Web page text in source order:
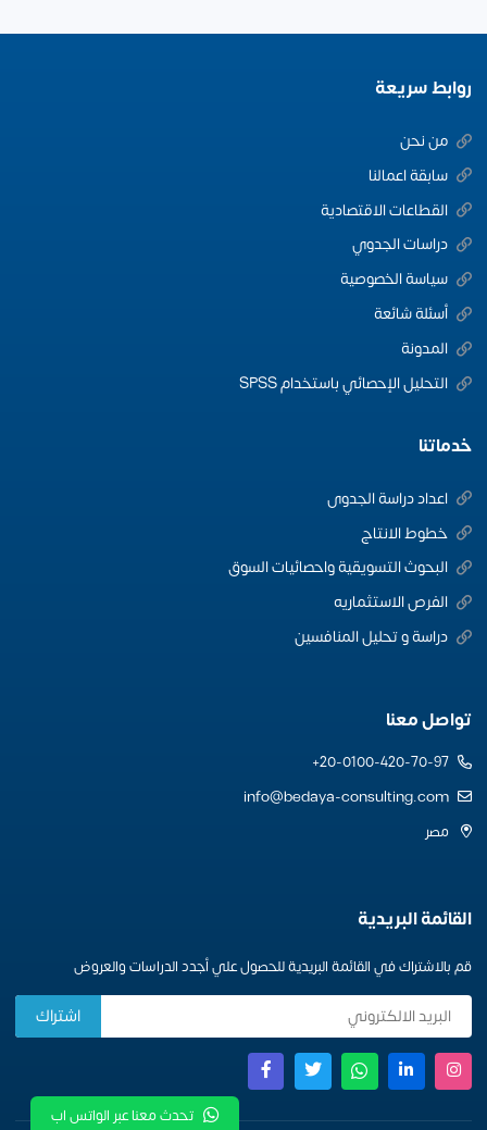
تحدث معنا عبر الواتس اب
روابط سريعة
من نحن
سابقة اعمالنا
القطاعات الاقتصادية
دراسات الجدوي
سياسة الخصوصية
أسئلة شائعة
المدونة
التحليل الإحصائي باستخدام SPSS
خدماتنا
اعداد دراسة الجدوى
خطوط الانتاج
البحوث التسويقية واحصائيات السوق
الفرص الاستثماريه
دراسة و تحليل المنافسين
تواصل معنا
20-0100-420-70-97+
info@bedaya-consulting.com
مصر
القائمة البريدية
قم بالاشتراك في القائمة البريدية للحصول علي أجدد الدراسات والعروض